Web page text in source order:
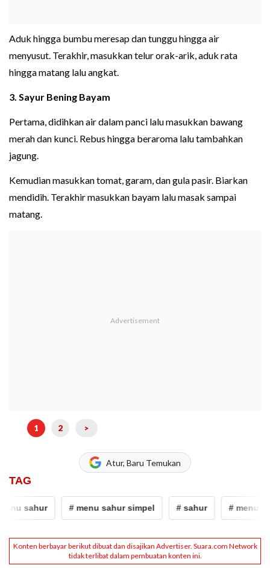
Aduk hingga bumbu meresap dan tunggu hingga air
menyusut. Terakhir, masukkan telur orak-arik, aduk rata
hingga matang lalu angkat.
3. Sayur Bening Bayam
Pertama, didihkan air dalam panci lalu masukkan bawang
merah dan kunci. Rebus hingga beraroma lalu tambahkan
jagung.
Kemudian masukkan tomat, garam, dan gula pasir. Biarkan
mendidih. Terakhir masukkan bayam lalu masak sampai
matang.
1 2 >
Atur, Baru Temukan
TAG
sahur # menu sahur simpel # sahur # menu